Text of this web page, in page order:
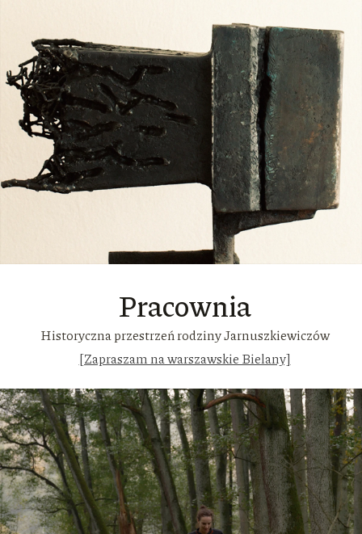
Pracownia
Historyczna przestrzeń rodziny Jarnuszkiewiczów
[Zapraszam na warszawskie Bielany]